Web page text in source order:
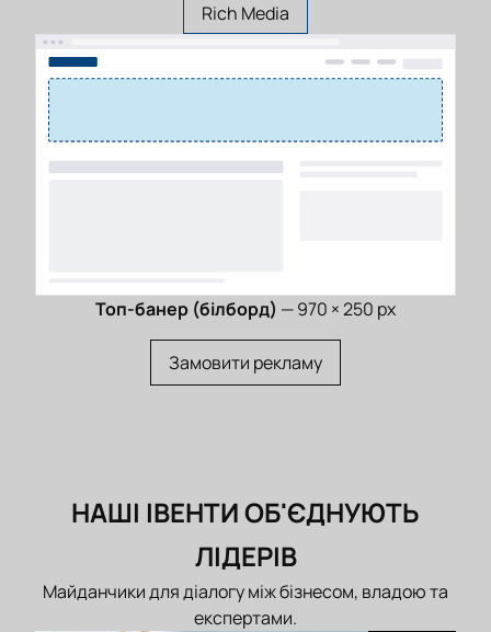
Rich Media
Топ-банер (білборд) — 970 × 250 px
Замовити рекламу
НАШІ ІВЕНТИ ОБ'ЄДНУЮТЬ
ЛІДЕРІВ
Майданчики для діалогу між бізнесом, владою та
експертами.